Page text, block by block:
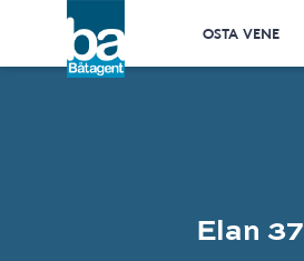
OSTA VENE
Elan 37